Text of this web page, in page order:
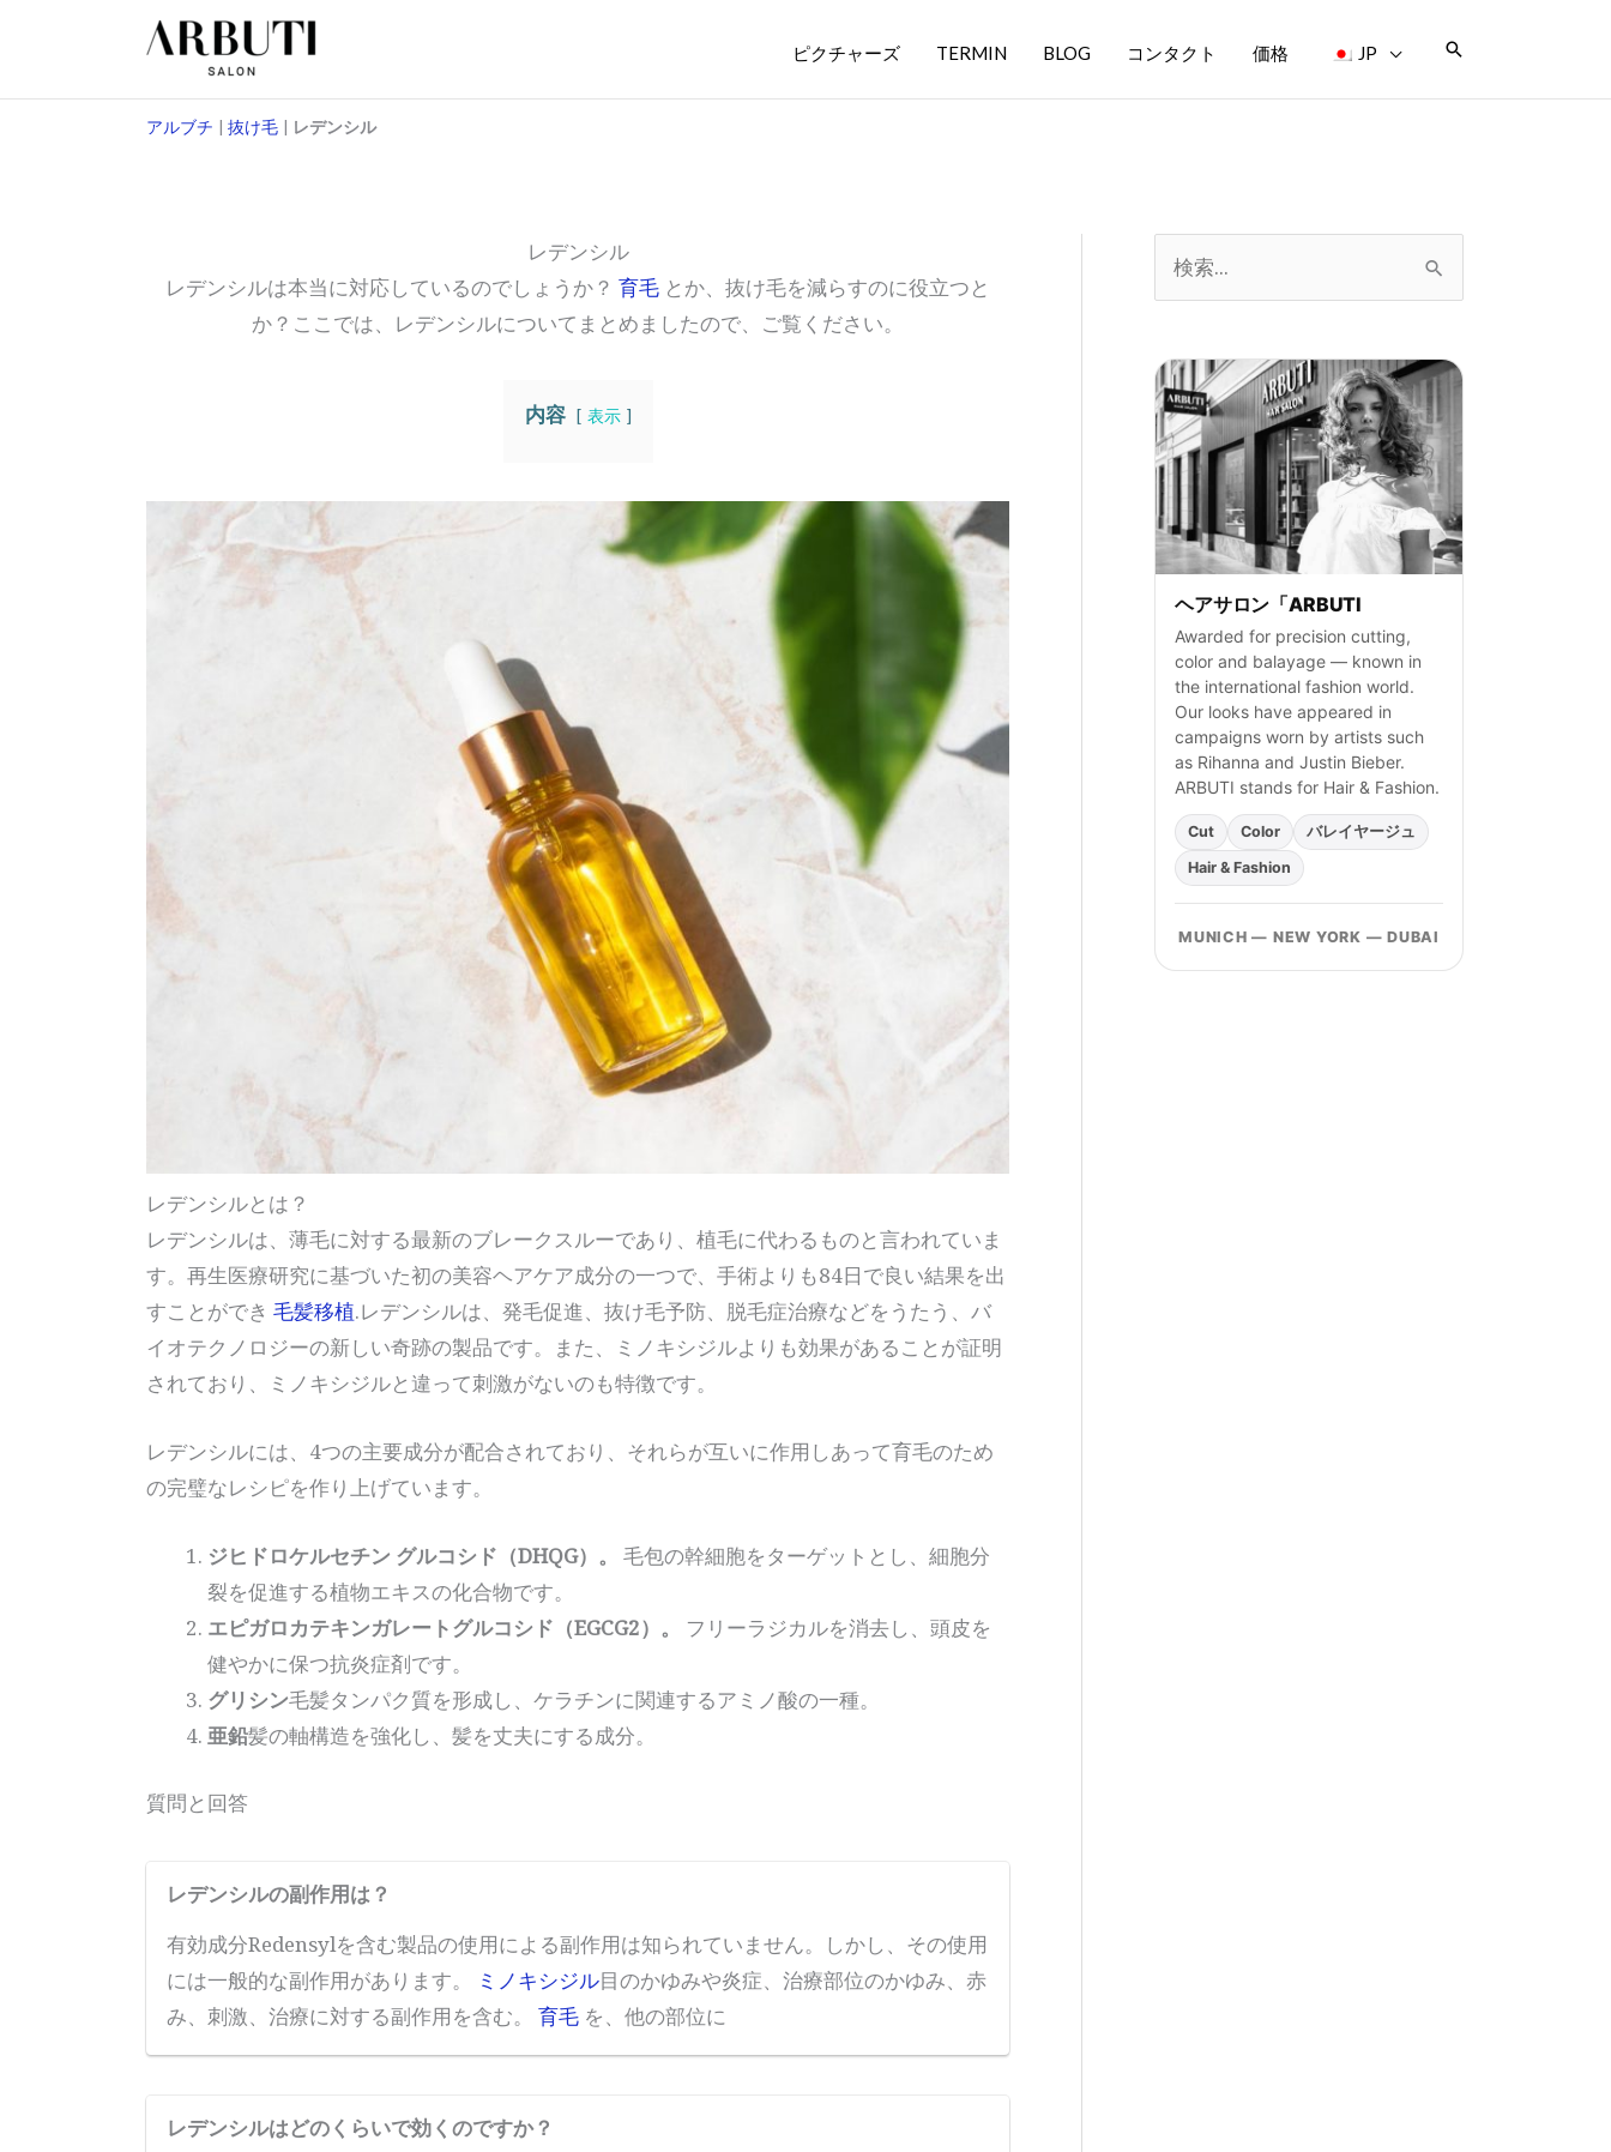
ピクチャーズ TERMIN BLOG コンタクト 価格 JP
検
アルブチ | 抜け毛 | レデンシル
レデンシル
レデンシルは本当に対応しているのでしょうか？ 育毛 とか、抜け毛を減らすのに役立つと
か？ここでは、レデンシルについてまとめましたので、ご覧ください。
内容 表示
レデンシルとは？
レデンシルは、薄毛に対する最新のブレークスルーであり、植毛に代わるものと言われていま
す。再生医療研究に基づいた初の美容ヘアケア成分の一つで、手術よりも84日で良い結果を出
すことができ 毛髪移植.レデンシルは、発毛促進、抜け毛予防、脱毛症治療などをうたう、バ
イオテクノロジーの新しい奇跡の製品です。また、ミノキシジルよりも効果があることが証明
されており、ミノキシジルと違って刺激がないのも特徴です。
レデンシルには、4つの主要成分が配合されており、それらが互いに作用しあって育毛のため
の完璧なレシピを作り上げています。
ジヒドロケルセチン グルコシド（DHQG）。
毛包の幹細胞をターゲットとし、細胞分
裂を促進する植物エキスの化合物です。
エピガロカテキンガレートグルコシド（EGCG2）。 フリーラジカルを消去し、頭皮を
健やかに保つ抗炎症剤です。
グリシン毛髪タンパク質を形成し、ケラチンに関連するアミノ酸の一種。
亜鉛髪の軸構造を強化し、髪を丈夫にする成分。
質問と回答
レデンシルの副作用は？
有効成分Redensylを含む製品の使用による副作用は知られていません。しかし、その使用
には一般的な副作用があります。
ミノキシジル目のかゆみや炎症、治療部位のかゆみ、赤
み、刺激、治療に対する副作用を含む。 育毛 を、他の部位に
レデンシルはどのくらいで効くのですか？
く
だ
さ
い
ヘアサロン「ARBUTI
Awarded for precision cutting,
color and balayage — known in
the international fashion world.
Our looks have appeared in
campaigns worn by artists such
as Rihanna and Justin Bieber.
ARBUTI stands for Hair & Fashion.
Cut Color
バレイヤージュ
Hair & Fashion
MUNICH — NEW YORK — DUBAI